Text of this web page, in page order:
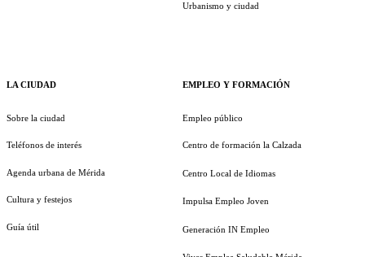
LA CIUDAD
Sobre la ciudad
Teléfonos de interés
Agenda urbana de Mérida
Cultura y festejos
Guía útil
Urbanismo y ciudad
EMPLEO Y FORMACIÓN
Empleo público
Centro de formación la Calzada
Centro Local de Idiomas
Impulsa Empleo Joven
Generación IN Empleo